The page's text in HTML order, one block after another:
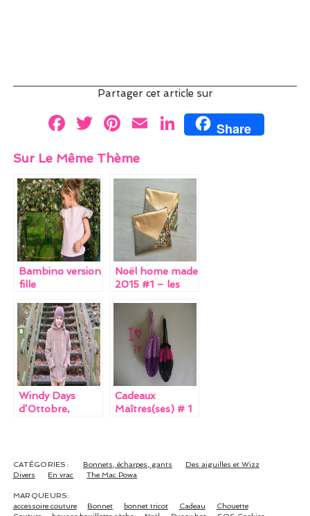
Partager cet article sur
F
ce
b
o
o
k
T
w
itt
er
Pi
er
es
t
E
l
Li
dI
n
Share
Sur Le Même Thème
Bambino version
fille
Noël home made
2015 #1 – les
adultes
Windy Days
d’Ottobre,
Cadeaux
Maîtres(ses) # 1
CATÉGORIES: Bonnets, écharpes, gants
Des aiguilles et Wizz
Divers
En vrac The Mac Powa
MARQUEURS:
accessoire couture
Bonnet bonnet tricot Cadeau
Chouette